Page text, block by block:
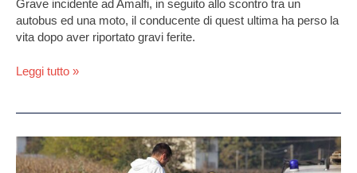
Grave incidente ad Amalfi, in seguito allo scontro tra un
autobus ed una moto, il conducente di quest ultima ha perso la
vita dopo aver riportato gravi ferite.
la
vita
54enne
Leggi tutto »
Giallo
in